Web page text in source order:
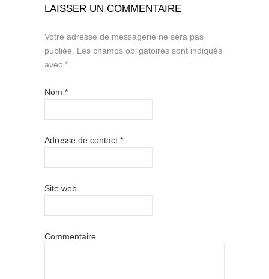
LAISSER UN COMMENTAIRE
Votre adresse de messagerie ne sera pas
publiée. Les champs obligatoires sont indiqués
avec *
Nom *
Adresse de contact *
Site web
Commentaire